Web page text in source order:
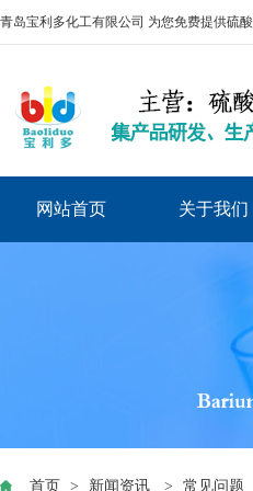
青岛宝利多化工有限公司 为您免费提供硫
网站首页 关于我们
首页 > 新闻资讯 > 常见问题